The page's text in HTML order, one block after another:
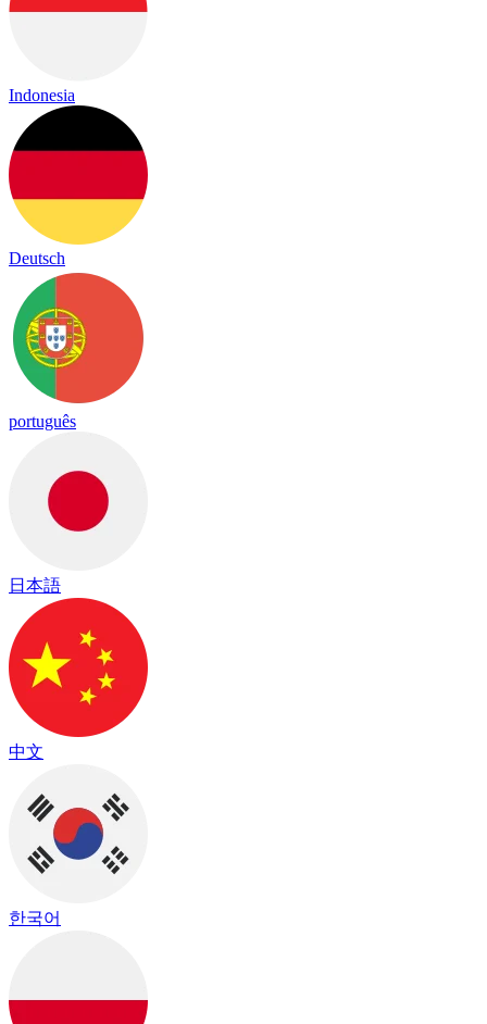
Indonesia
Deutsch
português
日本語
中文
한국어